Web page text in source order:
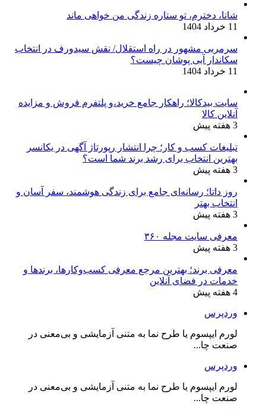
شانا، دخترم، تو ستاره زندگی من خواهی ماند
11 خرداد 1404
سرمربی مشهور در راه استقلال/ نقش سیدورف در انتخاب
سکاندار آبی پوشان چیست؟
11 خرداد 1404
سایت بیدکالا؛ راهکار جامع خرید،و پلتفرم فروش و مزایده
آنلاین کالا
3 هفته پیش
تبلیغات کسب و کار؛ چرا انتشار رپورتاژ آگهی در یکانسر
بهترین انتخاب برای رشد برند شما است؟
3 هفته پیش
روز داتا؛ رسانه‌ای جامع برای زندگی هوشمند، سفر آسان و
انتخاب بهتر
3 هفته پیش
معرفی سایت مجله ۳۶۰
3 هفته پیش
معرفی برند؛ بهترین مرجع معرفی کسب‌وکارها، برندها و
خدمات در فضای آنلاین
4 هفته پیش
وردپرس
لورم ایپسوم یا طرح‌ نما به متنی آزمایشی و بی‌معنی در
صنعت چا...
وردپرس
لورم ایپسوم یا طرح‌ نما به متنی آزمایشی و بی‌معنی در
صنعت چا...